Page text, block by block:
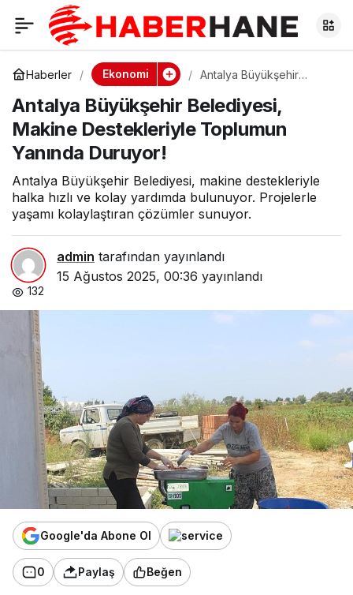
Haberler Ekonomi
Antalya Büyükşehir
Destekleriyle Toplumun
Yanında Duruyor!
Antalya Büyükşehir Belediyesi,
Makine Destekleriyle Toplumun
Yanında Duruyor!
Antalya Büyükşehir Belediyesi, makine destekleriyle
halka hızlı ve kolay yardımda bulunuyor. Projelerle
yaşamı kolaylaştıran çözümler sunuyor.
admin tarafından yayınlandı
15 Ağustos 2025, 00:36 yayınlandı
132
Google'da Abone Ol
0 Paylaş Beğen
Antalya Büyükşehir
Belediyesi, Makine
Destekleriyle
Toplumun Yanında
Duruyor!